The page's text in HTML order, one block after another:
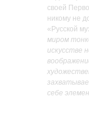
своей
никому не
«Русской
миром
искусстве
себе